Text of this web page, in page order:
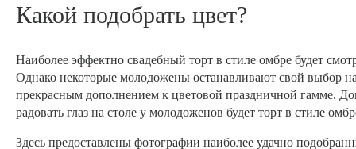
Какой подобрать цвет?
Наиболее эффектно свадебный торт в стиле омбре будет
Однако некоторые молодожены останавливают свой выбор
прекрасным дополнением к цветовой праздничной гамме.
радовать глаз на столе у молодоженов будет торт в стиле
Здесь предоставлены фотографии наиболее удачно